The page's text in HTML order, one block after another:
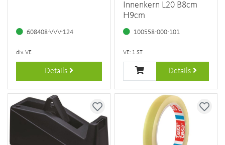
608408-VVV-124
div. VE
Details
Innenkern L20 B8cm
H9cm
100558-000-101
VE: 1 ST
Details